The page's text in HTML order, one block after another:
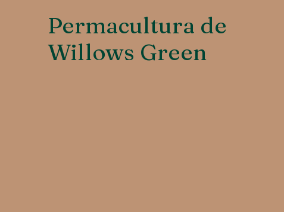
Permacultura de
Willows Green